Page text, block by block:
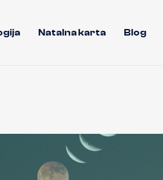
Natalna karta Blog